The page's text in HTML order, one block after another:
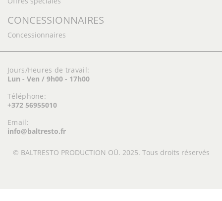
CONCESSIONNAIRES
Concessionnaires
Jours/Heures de travail:
Lun - Ven / 9h00 - 17h00
Téléphone:
+372 56955010
Email:
info@baltresto.fr
© BALTRESTO PRODUCTION OÜ. 2025. Tous droits réservés